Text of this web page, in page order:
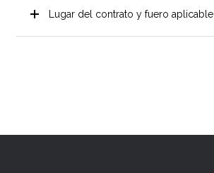
Lugar del contrato y fuero aplicable